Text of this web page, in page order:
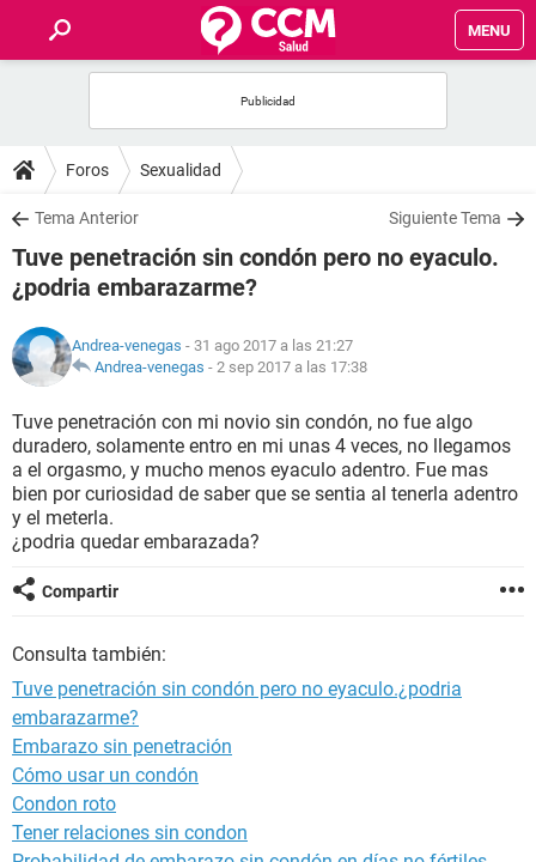
MENU
FOROS
SALUD
FAMILIA
NUTRICIÓN
SEXUALIDAD
GLOSARIO
Foros Sexualidad
Tema Anterior Siguiente Tema
Tuve penetración sin condón pero no eyaculo.
¿podria embarazarme?
Andrea-venegas - 31 ago 2017 a las 21:27
Andrea-venegas - 2 sep 2017 a las 17:38
Tuve penetración con mi novio sin condón, no fue algo
duradero, solamente entro en mi unas 4 veces, no llegamos
a el orgasmo, y mucho menos eyaculo adentro. Fue mas
bien por curiosidad de saber que se sentia al tenerla adentro
y el meterla.
¿podria quedar embarazada?
Compartir
Consulta también:
Tuve penetración sin condón pero no eyaculo.¿podria
embarazarme?
Embarazo sin penetración
Cómo usar un condón
Condon roto
Tener relaciones sin condon